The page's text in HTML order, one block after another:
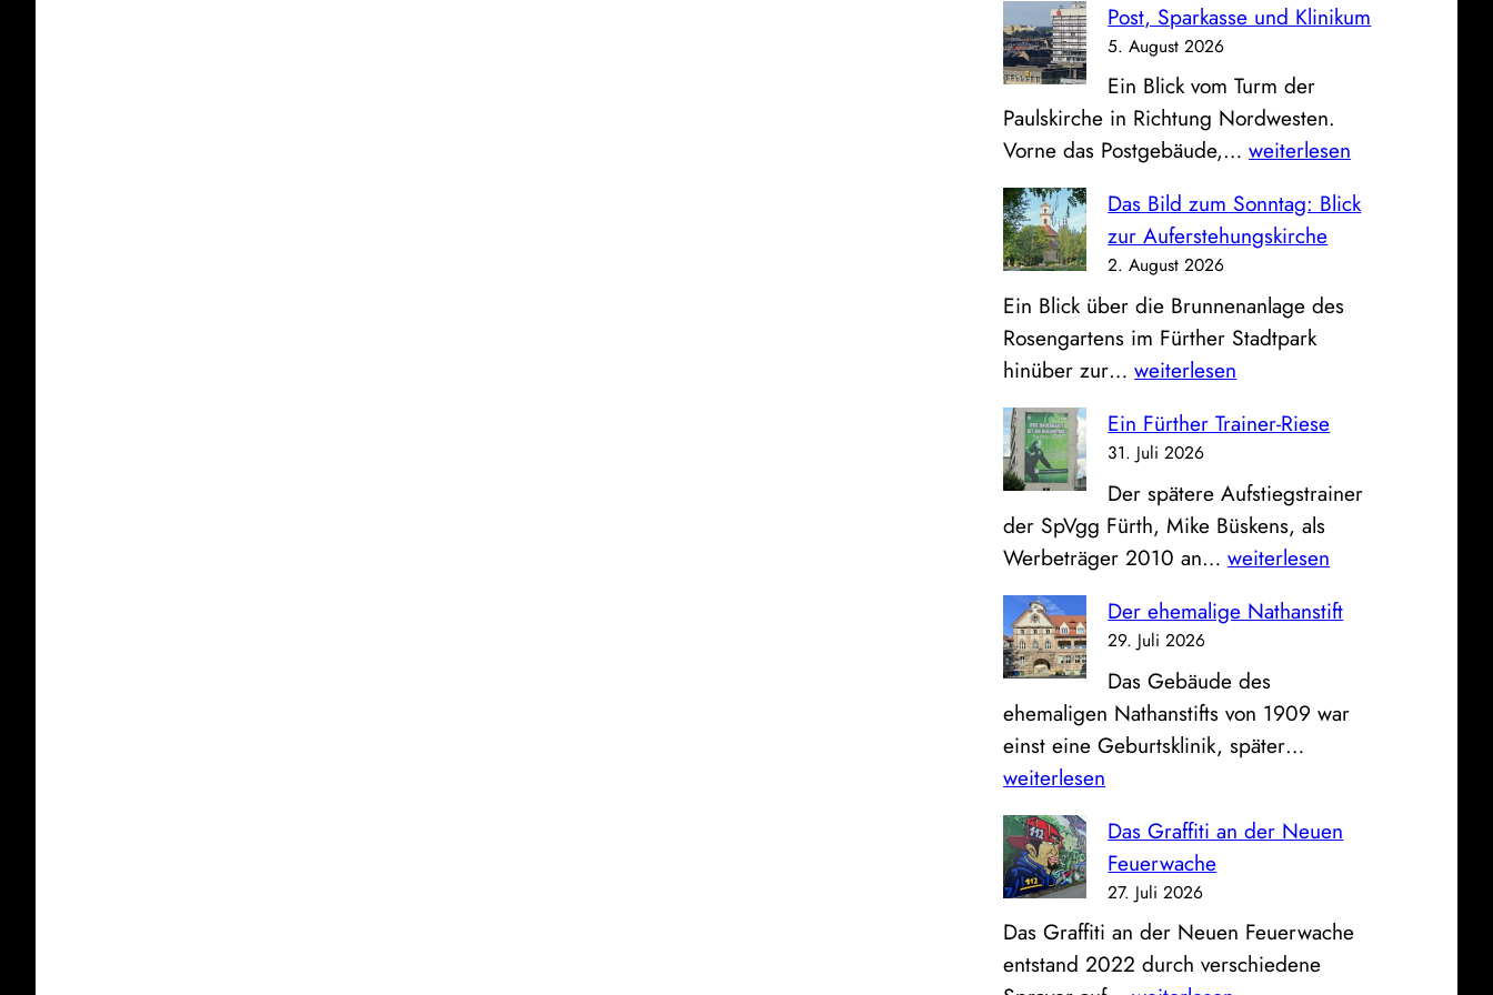
Post, Sparkasse und Klinikum
5. August 2026
Ein Blick vom Turm der
Paulskirche in Richtung Nordwesten.
Vorne das Postgebäude,…P
s
t
S
p
k
s
s
e
u
d
K
l
i
i
m
weiterlesen
Das Bild zum Sonntag: Blick
zur Auferstehungskirche
2. August 2026
Ein Blick über die Brunnenanlage des
Rosengartens im Fürther Stadtpark
hinüber zur…D
s
B
i
l
d
u
m
S
o
n
g
B
l
weiterlesen
Ein Fürther Trainer-Riese
31. Juli 2026
Der spätere Aufstiegstrainer
der SpVgg Fürth, Mike Büskens, als
Werbeträger 2010 an…E
n
ü
r
t
r
a
i
weiterlesen
Der ehemalige Nathanstift
29. Juli 2026
Das Gebäude des
ehemaligen Nathanstifts von 1909 war
einst eine Geburtsklinik, später…
e
m
a
weiterlesen
Das Graffiti an der Neuen
Feuerwache
27. Juli 2026
Das Graffiti an der Neuen Feuerwache
entstand 2022 durch verschiedene